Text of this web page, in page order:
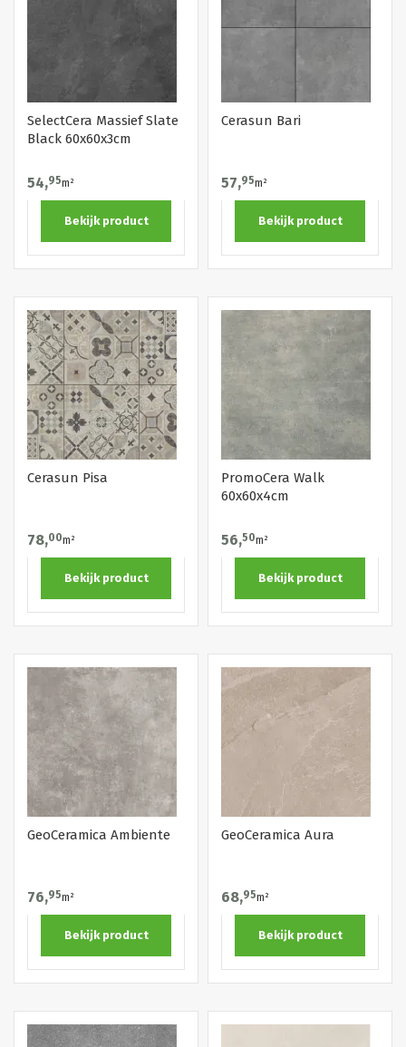
SelectCera Massief Slate
Black 60x60x3cm
54,95m²
Bekijk product
Cerasun Bari
57,95m²
Bekijk product
Cerasun Pisa
78,00m²
Bekijk product
PromoCera Walk
60x60x4cm
56,50m²
Bekijk product
GeoCeramica Ambiente
76,95m²
Bekijk product
GeoCeramica Aura
68,95m²
Bekijk product